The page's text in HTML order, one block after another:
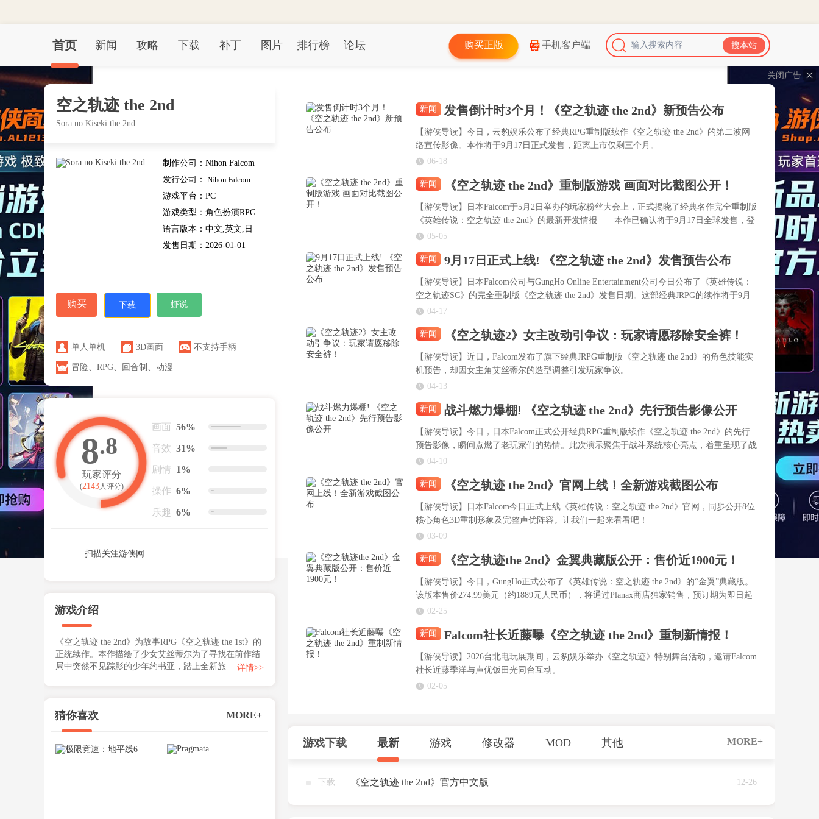
关闭广告
首页 新闻 攻略 下载 补丁 图片 排行榜 论坛 购买正版 手机客户端
空之轨迹 the 2nd
Sora no Kiseki the 2nd
制作公司： Nihon Falcom
Corporation
发行公司： Nihon Falcom
Corporation, GungHo Online
Entertainment America, Inc.,
Clouded Leopard Entertainment Inc.
游戏平台： PC
游戏类型： 角色扮演RPG
语言版本： 中文,英文,日
文,其他
发售日期： 2026-01-01
购买 下载 虾说
单人单机 3D画面 不支持手柄
冒险、 RPG、 回合制 、 动漫
8.8
玩家评分
(2143人评分)
画面 56%
音效 31%
剧情 1%
操作 6%
乐趣 6%
扫描关注游侠网
游戏介绍
《空之轨迹 the 2nd》为故事RPG《空之轨迹 the 1st》的
正统续作。本作描绘了少女艾丝蒂尔为了寻找在前作结
局中突然不见踪影的少年约书亚，踏上全新旅程...详情>>
猜你喜欢 MORE+
新闻 发售倒计时3个月！《空之轨迹 the 2nd》新预告公布
【游侠导读】今日，云豹娱乐公布了经典RPG重制版续作《空之轨迹 the 2nd》的第二波网
络宣传影像。本作将于9月17日正式发售，距离上市仅剩三个月。
06-18
新闻 《空之轨迹 the 2nd》重制版游戏 画面对比截图公开！
【游侠导读】日本Falcom于5月2日举办的玩家粉丝大会上，正式揭晓了经典名作完全重制版
《英雄传说：空之轨迹 the 2nd》的最新开发情报——本作已确认将于9月17日全球发售，登
陆Switch、PS5及Steam三大平台。
05-05
新闻 9月17日正式上线! 《空之轨迹 the 2nd》发售预告公布
【游侠导读】日本Falcom公司与GungHo Online Entertainment公司今日公布了《英雄传说：
空之轨迹SC》的完全重制版《空之轨迹 the 2nd》发售日期。这部经典JRPG的续作将于9月
17日全球上市。
04-17
新闻 《空之轨迹2》女主改动引争议：玩家请愿移除安全裤！
【游侠导读】近日，Falcom发布了旗下经典JRPG重制版《空之轨迹 the 2nd》的角色技能实
机预告，却因女主角艾丝蒂尔的造型调整引发玩家争议。
04-13
新闻 战斗燃力爆棚! 《空之轨迹 the 2nd》先行预告影像公开
【游侠导读】今日，日本Falcom正式公开经典RPG重制版续作《空之轨迹 the 2nd》的先行
预告影像，瞬间点燃了老玩家们的热情。此次演示聚焦于战斗系统核心亮点，着重呈现了战
技与S战技强化后的演出效果变化。
04-10
新闻 《空之轨迹 the 2nd》官网上线！全新游戏截图公布
【游侠导读】日本Falcom今日正式上线《英雄传说：空之轨迹 the 2nd》官网，同步公开8位
核心角色3D重制形象及完整声优阵容。让我们一起来看看吧！
03-09
新闻 《空之轨迹the 2nd》金翼典藏版公开：售价近1900元！
【游侠导读】今日，GungHo正式公布了《英雄传说：空之轨迹 the 2nd》的“金翼”典藏版。
该版本售价274.99美元（约1889元人民币），将通过Planax商店独家销售，预订期为即日起
至2026年3月8日。
02-25
新闻 Falcom社长近藤曝《空之轨迹 the 2nd》重制新情报！
【游侠导读】2026台北电玩展期间，云豹娱乐举办《空之轨迹》特别舞台活动，邀请Falcom
社长近藤季洋与声优饭田光同台互动。
02-05
游戏下载 最新 游戏 修改器 MOD 其他
下载 | 《空之轨迹 the 2nd》官方中文版 12-26
MORE+